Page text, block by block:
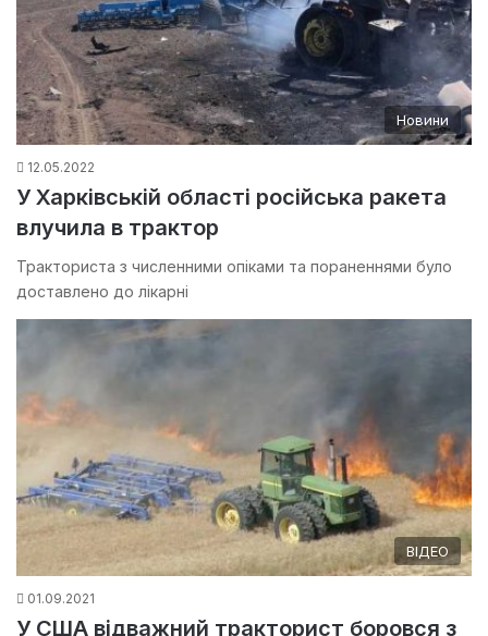
Новини
12.05.2022
У Харківській області російська ракета
влучила в трактор
Тракториста з численними опіками та пораненнями було
доставлено до лікарні
ВІДЕО
01.09.2021
У США відважний тракторист боровся з